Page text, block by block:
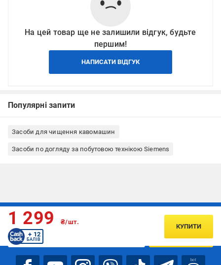
На цей товар ще не залишили відгук, будьте
першим!
НАПИСАТИ ВІДГУК
Популярні запити
Засоби для чищення кавомашин
Засоби по догляду за побутовою технікою Siemens
1 299
₴/шт.
+ 12
БАЛІВ
КУПИТИ
Підписуйтесь, щоб дізнаватись першим про акції та пропозиції
ПІДПИСАТИСЯ
bot